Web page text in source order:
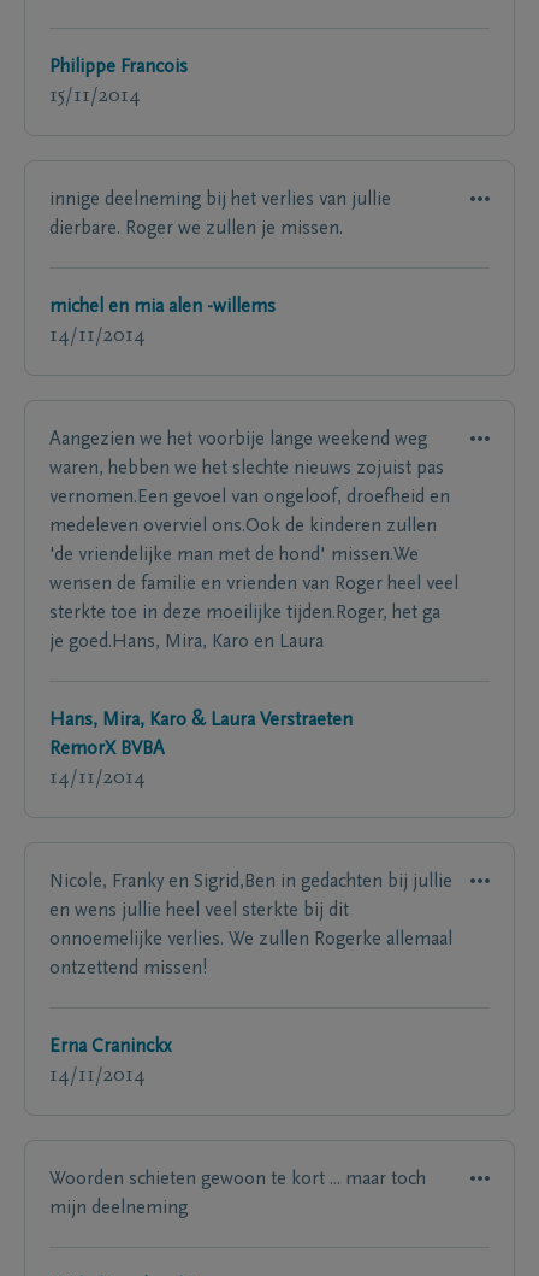
Philippe Francois
15/11/2014
innige deelneming bij het verlies van jullie
dierbare. Roger we zullen je missen.
michel en mia alen -willems
14/11/2014
Aangezien we het voorbije lange weekend weg
waren, hebben we het slechte nieuws zojuist pas
vernomen.Een gevoel van ongeloof, droefheid en
medeleven overviel ons.Ook de kinderen zullen
'de vriendelijke man met de hond' missen.We
wensen de familie en vrienden van Roger heel veel
sterkte toe in deze moeilijke tijden.Roger, het ga
je goed.Hans, Mira, Karo en Laura
Hans, Mira, Karo & Laura Verstraeten
RemorX BVBA
14/11/2014
Nicole, Franky en Sigrid,Ben in gedachten bij jullie
en wens jullie heel veel sterkte bij dit
onnoemelijke verlies. We zullen Rogerke allemaal
ontzettend missen!
Erna Craninckx
14/11/2014
Woorden schieten gewoon te kort ... maar toch
mijn deelneming